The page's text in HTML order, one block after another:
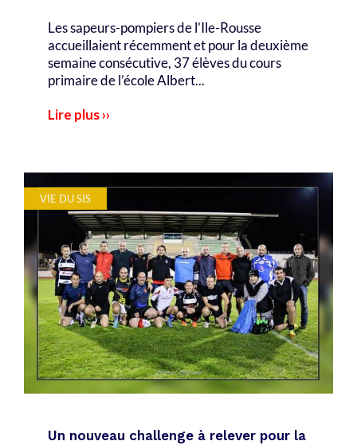
Les sapeurs-pompiers de l’Ile-Rousse
accueillaient récemment et pour la deuxième
semaine consécutive, 37 élèves du cours
primaire de l’école Albert...
Lire plus ››
VIE DU SIS
Un nouveau challenge à relever pour la